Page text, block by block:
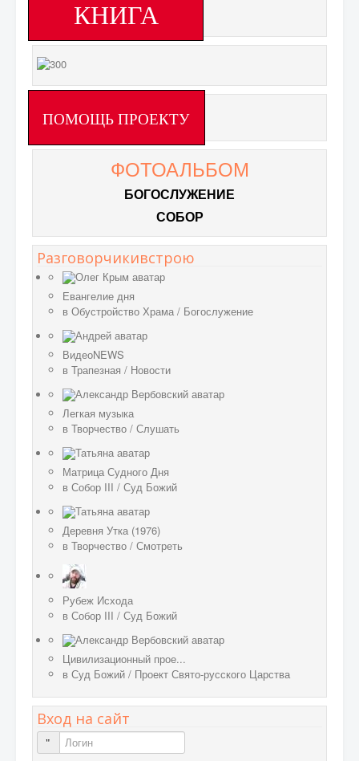
КНИГА
ПОМОЩЬ ПРОЕКТУ
ФОТОАЛЬБОМ
БОГОСЛУЖЕНИЕ
СОБОР
Разговорчикивстрою
Евангелие дня
в Обустройство Храма / Богослужение
ВидеоNEWS
в Трапезная / Новости
Легкая музыка
в Творчество / Слушать
Матрица Судного Дня
в Собор III / Суд Божий
Деревня Утка (1976)
в Творчество / Смотреть
Рубеж Исхода
в Собор III / Суд Божий
Цивилизационный прое...
в Суд Божий / Проект Свято-русского Царства
Вход на сайт
Логин